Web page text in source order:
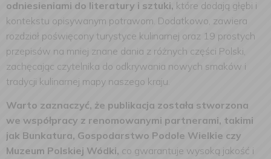
odniesieniami do literatury i sztuki, które dodają głębi i
kontekstu opisywanym potrawom. Dodatkowo, zawiera
rozdział poświęcony turystyce kulinarnej oraz 19 prostych
przepisów na mniej znane dania z różnych części Polski,
zachęcając czytelnika do odkrywania nowych smaków i
tradycji kulinarnej mapy naszego kraju.
Warto zaznaczyć, że publikacja została stworzona
we współpracy z renomowanymi partnerami, takimi
jak Bunkatura, Gospodarstwo Podole Wielkie czy
Muzeum Polskiej Wódki, co gwarantuje wysoką jakość i